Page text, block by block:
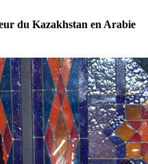
du Kazakhstan en Arabie